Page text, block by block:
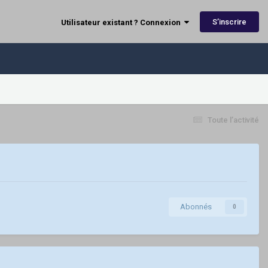
Utilisateur existant ? Connexion S’inscrire
Toute l’activité
Abonnés 0